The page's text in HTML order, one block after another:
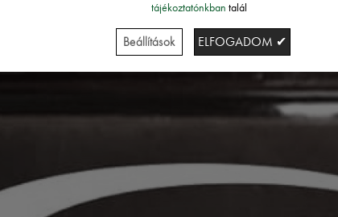
tájékoztatónkban talál
Beállítások ELFOGADOM ✔